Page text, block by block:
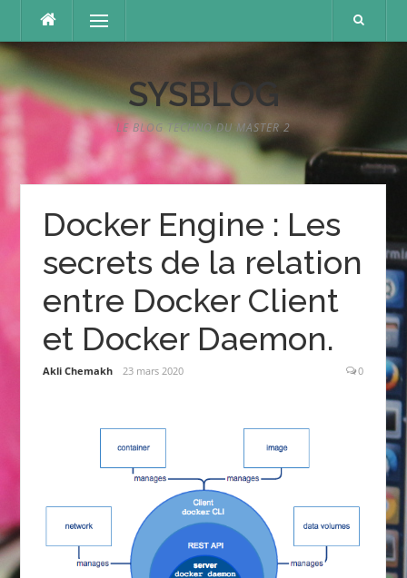
contenu
Menu
SYSBLOG
LE BLOG TECHNO DU MASTER 2
Docker Engine : Les
secrets de la relation
entre Docker Client
et Docker Daemon.
Akli Chemakh 23 mars 2020 0